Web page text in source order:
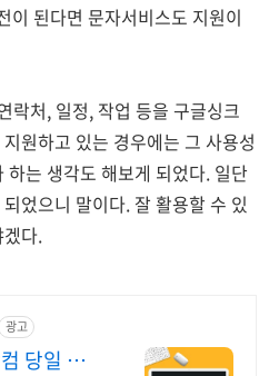
이 된다면 문자서비스도 지원이
락처, 일정, 작업 등을 구글싱크
원하고 있는 경우에는 그 사용성
는 생각도 해보게 되었다. 일단
었으니 말이다. 잘 활용할 수 있
다.
광고
당일 신